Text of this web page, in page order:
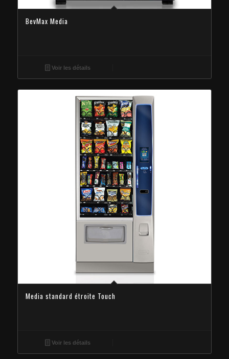
BevMax Media
Voir les détails
Media standard étroite Touch
Voir les détails